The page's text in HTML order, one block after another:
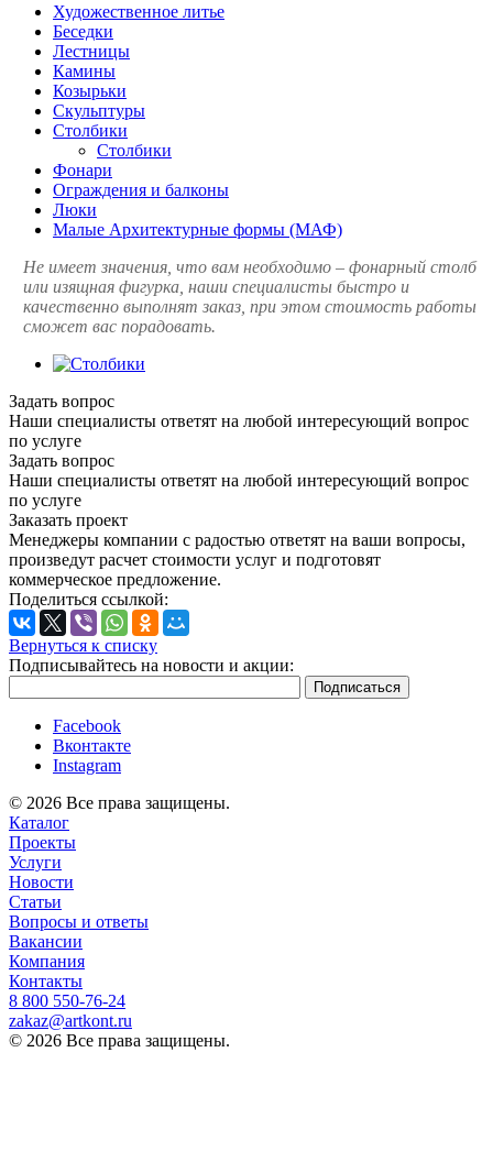
Художественное литье
Беседки
Лестницы
Камины
Козырьки
Скульптуры
Столбики
Столбики
Фонари
Ограждения и балконы
Люки
Малые Архитектурные формы (МАФ)
Не имеет значения, что вам необходимо – фонарный столб
или изящная фигурка, наши специалисты быстро и
качественно выполнят заказ, при этом стоимость работы
сможет вас порадовать.
Задать вопрос
Наши специалисты ответят на любой интересующий вопрос
по услуге
Задать вопрос
Наши специалисты ответят на любой интересующий вопрос
по услуге
Заказать проект
Менеджеры компании с радостью ответят на ваши вопросы,
произведут расчет стоимости услуг и подготовят
коммерческое предложение.
Поделиться ссылкой:
Вернуться к списку
Подписывайтесь на новости и акции:
Facebook
Вконтакте
Instagram
© 2026 Все права защищены.
Каталог
Проекты
Услуги
Новости
Статьи
Вопросы и ответы
Вакансии
Компания
Контакты
8 800 ‎550-76-24
zakaz@artkont.ru
© 2026 Все права защищены.